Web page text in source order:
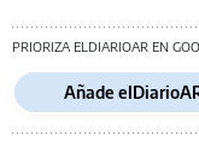
PRIORIZA ELDIARIOAR EN
Añade